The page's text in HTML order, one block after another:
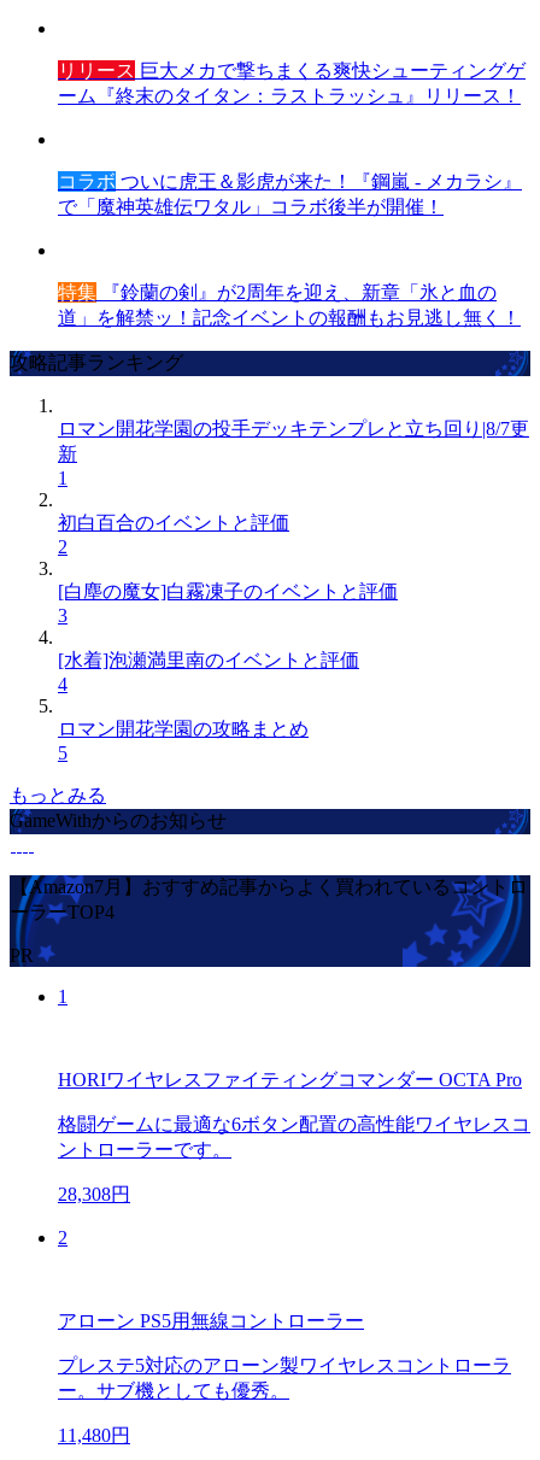
リリース 巨大メカで撃ちまくる爽快シューティングゲ
ーム『終末のタイタン：ラストラッシュ』リリース！
コラボ ついに虎王＆影虎が来た！『鋼嵐 - メカラシ』
で「魔神英雄伝ワタル」コラボ後半が開催！
特集 『鈴蘭の剣』が2周年を迎え、新章「氷と血の
道」を解禁ッ！記念イベントの報酬もお見逃し無く！
攻略記事ランキング
ロマン開花学園の投手デッキテンプレと立ち回り|8/7更
新
1
初白百合のイベントと評価
2
[白塵の魔女]白霧凍子のイベントと評価
3
[水着]泡瀬満里南のイベントと評価
4
ロマン開花学園の攻略まとめ
5
もっとみる
GameWithからのお知らせ
【Amazon7月】おすすめ記事からよく買われているコントロ
ーラーTOP4
PR
1
HORIワイヤレスファイティングコマンダー OCTA Pro
格闘ゲームに最適な6ボタン配置の高性能ワイヤレスコ
ントローラーです。
28,308円
2
アローン PS5用無線コントローラー
プレステ5対応のアローン製ワイヤレスコントローラ
ー。サブ機としても優秀。
11,480円